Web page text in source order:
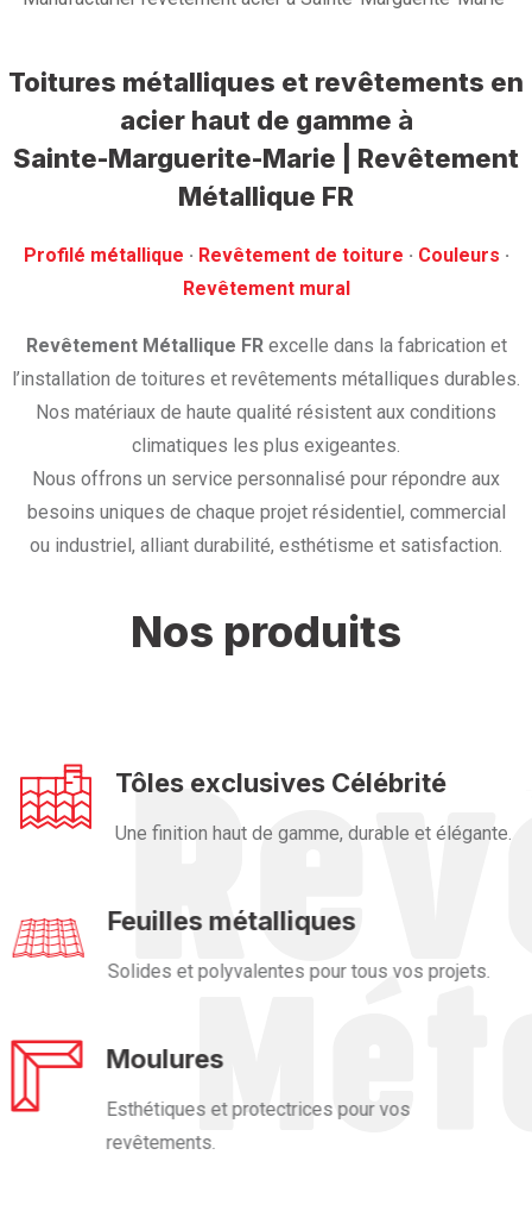
Toitures métalliques et revêtements en
acier haut de gamme à
Sainte-Marguerite-Marie | Revêtement
Métallique FR
Profilé métallique · ‎ Revêtement de toiture · ‎ Couleurs ·
‎Revêtement mural
Revêtement Métallique FRexcelle dans la fabrication et
l’installation de toitures et revêtements métalliques durables.
Nos matériaux de haute qualité résistent aux conditions
climatiques les plus exigeantes.
Nous offrons un service personnalisé pour répondre aux
besoins uniques de chaque projet résidentiel, commercial
ou industriel, alliant durabilité, esthétisme et satisfaction.
Nos produits
Tôles exclusives Célébrité
Une finition haut de gamme, durable et élégante.
Feuilles métalliques
Solides et polyvalentes pour tous vos projets.
Moulures
Esthétiques et protectrices pour vos
revêtements.